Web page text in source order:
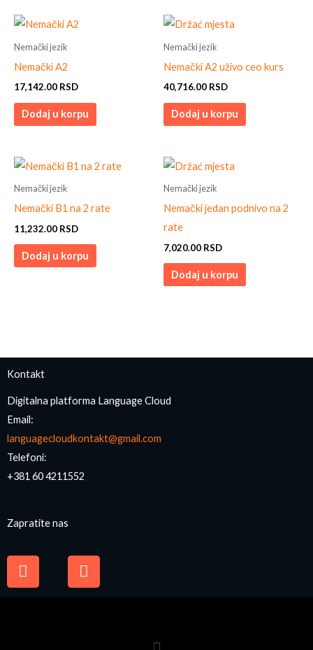
Nemački jezik
Nemački A2
17,142.00 RSD
Dodaj u korpu
Nemački jezik
Nemački A2 uživo ceo kurs
40,716.00 RSD
Dodaj u korpu
Nemački jezik
Nemački B1 na 2 rate
11,232.00 RSD
Dodaj u korpu
Nemački jezik
Nemački jedan podnivo na 2
rate
7,020.00 RSD
Dodaj u korpu
Kontakt
Digitalna platforma Language Cloud
Email:
languagecloudkontakt@gmail.com
Telefoni:
+381 60 4211552
Zapratite nas
a
c
n
s